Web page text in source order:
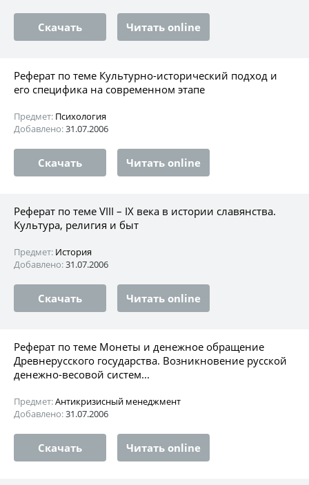
Скачать Читать online
Реферат по теме Культурно-исторический подход и
его специфика на современном этапе
Предмет: Психология
Добавлено:31.07.2006
Скачать Читать online
Реферат по теме VIII – IX века в истории славянства.
Культура, религия и быт
Предмет: История
Добавлено:31.07.2006
Скачать Читать online
Реферат по теме Монеты и денежное обращение
Древнерусского государства. Возникновение русской
денежно-весовой систем...
Предмет:Антикризисный менеджмент
Добавлено:31.07.2006
Скачать Читать online